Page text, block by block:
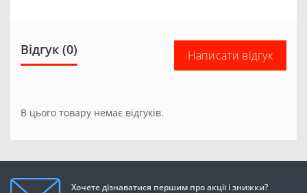
Відгук (0) Написати відгук
В цього товару немає відгуків.
Хочете дізнаватися першим про акції і знижки?